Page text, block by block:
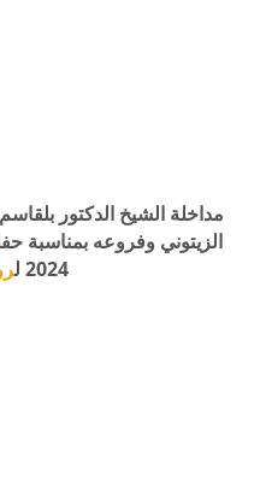
مداخلة الشيخ الدكتور
2024 ل